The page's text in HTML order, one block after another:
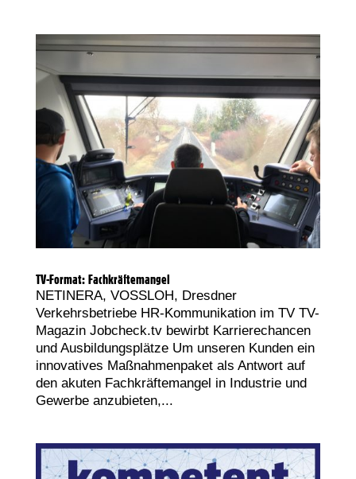
TV-Format: Fachkräftemangel
NETINERA, VOSSLOH, Dresdner
Verkehrsbetriebe HR-Kommunikation im TV TV-
Magazin Jobcheck.tv bewirbt Karrierechancen
und Ausbildungsplätze Um unseren Kunden ein
innovatives Maßnahmenpaket als Antwort auf
den akuten Fachkräftemangel in Industrie und
Gewerbe anzubieten,...